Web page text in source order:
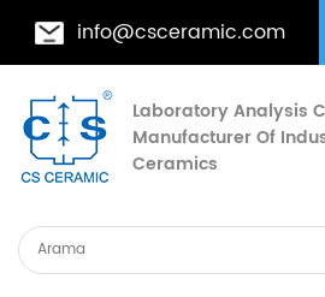
info@csceramic.com
Laboratory Analysis
Manufacturer Of
Ceramics